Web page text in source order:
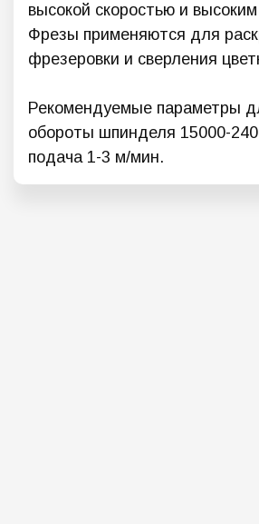
высокой скоростью и
Фрезы применяются для
фрезеровки и сверления
Рекомендуемые параметры
обороты шпинделя 15000-
подача 1-3 м/мин.